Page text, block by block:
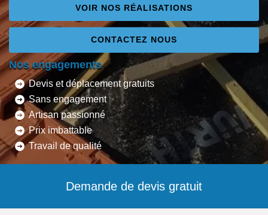
VOIR NOS RÉALISATIONS
CONTACTEZ NOUS
Nos engagements
Devis et déplacement gratuits
Sans engagement
Artisan passionné
Prix imbattable
Travail de qualité
Demande de devis gratuit